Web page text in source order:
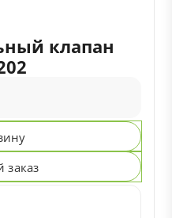
клапан
заказ